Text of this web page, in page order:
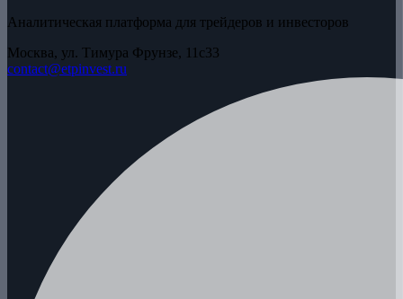
Аналитическая платформа для трейдеров и инвесторов
Москва, ул. Тимура Фрунзе, 11с33
contact@etpinvest.ru